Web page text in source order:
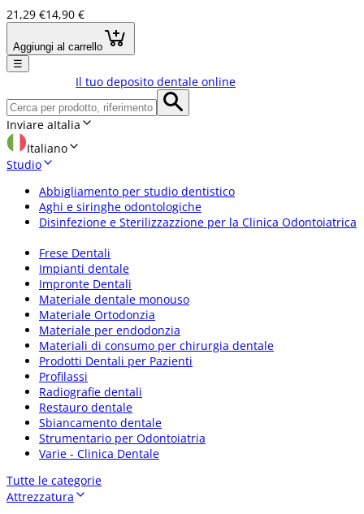
21,29 €14,90 €
Aggiungi al carrello
☰
Il tuo deposito dentale online
Inviare aItalia
Italiano
Studio
Abbigliamento per studio dentistico
Aghi e siringhe odontologiche
Disinfezione e Sterilizzazzione per la Clinica Odontoiatrica
Frese Dentali
Impianti dentale
Impronte Dentali
Materiale dentale monouso
Materiale Ortodonzia
Materiale per endodonzia
Materiali di consumo per chirurgia dentale
Prodotti Dentali per Pazienti
Profilassi
Radiografie dentali
Restauro dentale
Sbiancamento dentale
Strumentario per Odontoiatria
Varie - Clinica Dentale
Tutte le categorie
Attrezzatura